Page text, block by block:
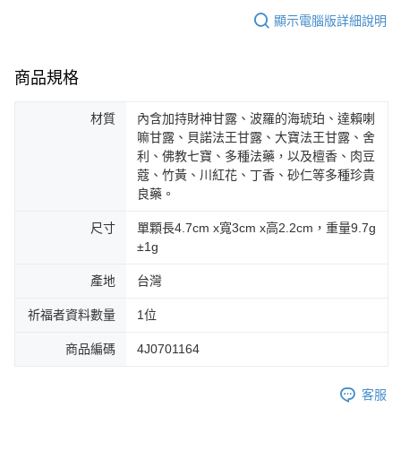
顯示電腦版詳細說明
商品規格
材質
內含加持財神甘露、波羅的海琥珀、達賴喇
嘛甘露、貝諾法王甘露、大寶法王甘露、舍
利、佛教七寶、多種法藥，以及檀香、肉豆
蔻、竹黃、川紅花、丁香、砂仁等多種珍貴
良藥。
尺寸
單顆長4.7cm x寬3cm x高2.2cm，重量9.7g
±1g
產地 台灣
祈福者資料數量 1位
商品編碼 4J0701164
客服